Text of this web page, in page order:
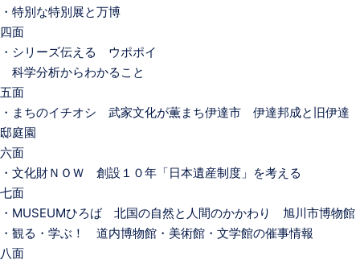
・特別な特別展と万博
四面
・シリーズ伝える ウポポイ
科学分析からわかること
五面
・まちのイチオシ 武家文化が薫まち伊達市 伊達邦成と旧伊達
邸庭園
六面
・文化財ＮＯＷ 創設１０年「日本遺産制度」を考える
七面
・MUSEUMひろば 北国の自然と人間のかかわり 旭川市博物館
・観る・学ぶ！ 道内博物館・美術館・文学館の催事情報
八面